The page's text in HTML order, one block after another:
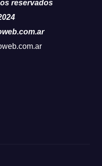
reservados